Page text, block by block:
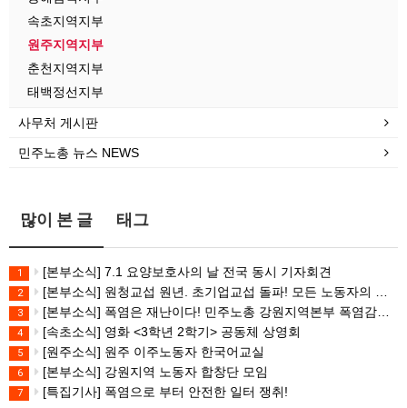
속초지역지부
원주지역지부
춘천지역지부
태백정선지부
사무처 게시판
민주노총 뉴스 NEWS
많이 본 글 태그
1 [본부소식] 7.1 요양보호사의 날 전국 동시 기자회견
2 [본부소식] 원청교섭 원년. 초기업교섭 돌파! 모든 노동자의 노동기본권 쟁취! 민주노총 7.15 총파업대회
3 [본부소식] 폭염은 재난이다! 민주노총 강원지역본부 폭염감시단 선포 기자회견
4 [속초소식] 영화 <3학년 2학기> 공동체 상영회
5 [원주소식] 원주 이주노동자 한국어교실
6 [본부소식] 강원지역 노동자 합창단 모임
7 [특집기사] 폭염으로 부터 안전한 일터 쟁취!